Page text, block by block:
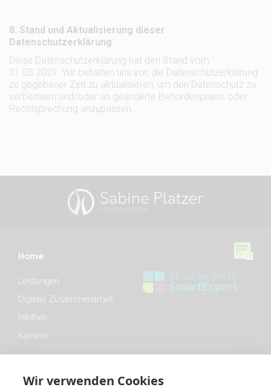
Wir verwenden Cookies
8. Stand und Aktualisierung dieser
Datenschutzerklärung
Diese Datenschutzerklärung hat den Stand vom
31.03.2021. Wir behalten uns vor, die Datenschutzerklärung
zu gegebener Zeit zu aktualisieren, um den Datenschutz zu
verbessern und/oder an geänderte Behördenpraxis oder
Rechtsprechung anzupassen.
Home
Leistungen
Digitale Zusammenarbeit
Infothek
Karriere